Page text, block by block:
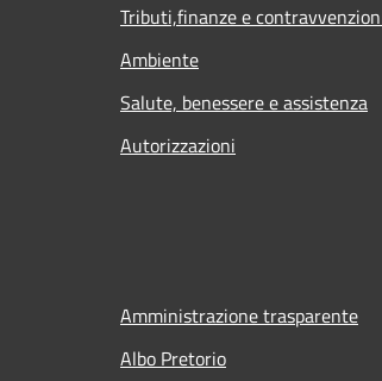
Tributi,finanze e
Ambiente
Salute, benessere e assistenza
Autorizzazioni
Amministrazione trasparente
Albo Pretorio